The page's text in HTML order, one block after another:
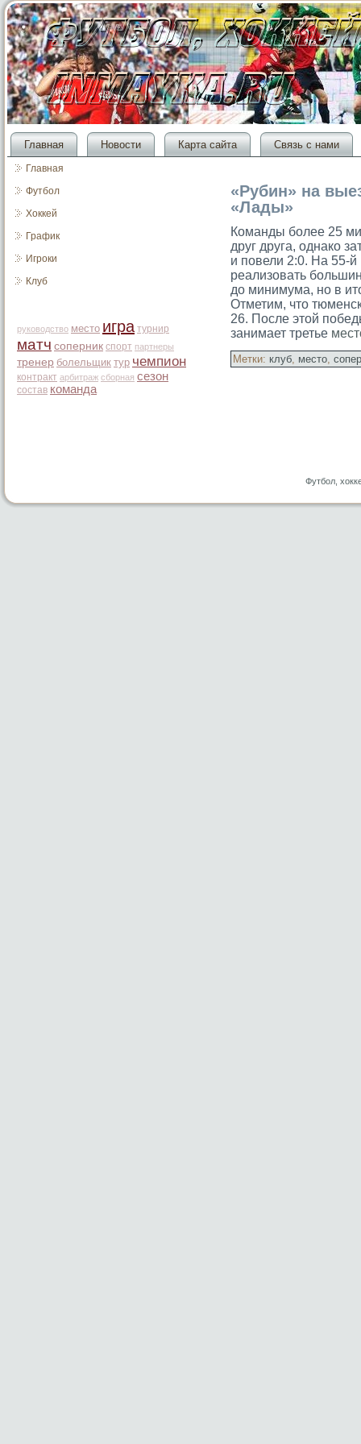
Главная Новости Карта сайта Связь с нами
Главная
Футбол
Хоккей
График
Игроки
Клуб
руководство место игра турнир
матч соперник спорт партнеры
тренер болельщик тур чемпион
контракт арбитраж сборная сезон
состав команда
«Рубин» на
«Лады»
Команды более 25
друг друга, однако
и повели 2:0. На 55-
реализовать
до минимума, но в
Отметим, что
26. После этой
занимает третье
Метки: клуб, место,
Футбол,